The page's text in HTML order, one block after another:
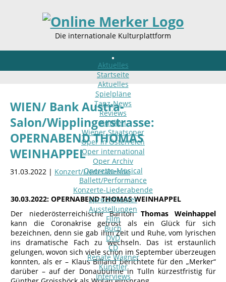
Die internationale Kulturplattform
Aktuelles
Startseite
Aktuelles
Spielpläne
Tanz-News
Reviews
Kritiken
Wiener Staatsoper
Oper in Österreich
Oper international
Oper Archiv
Operette-Musical
Ballett/Performance
Konzerte-Liederabende
Sprechtheater
Ausstellungen
Film
Buch
DVD
CD
Renate Wagner
Künstler
Interviews
WIEN/ Bank Austra-
Salon/Wipplingerstrasse:
OPERNABEND THOMAS
WEINHAPPEL
31.03.2022 | Konzert/Liederabende
30.03.2022: OPERNABEND THOMAS WEINHAPPEL
Der niederösterreichische Bariton Thomas Weinhappel
kann die Coronakrise getrost als ein Glück für sich
bezeichnen, denn sie gab ihm Zeit und Ruhe, vom lyrischen
ins dramatische Fach zu wechseln. Das ist erstaunlich
gelungen, wovon sich viele schon im September überzeugen
konnten, als er – Klaus Billand berichtete für den „Merker“
darüber – auf der Donaubühne in Tulln kürzestfristig für